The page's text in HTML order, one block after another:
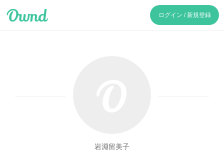
Ameba Ownd ログイン / 新規登録
岩淵留美子